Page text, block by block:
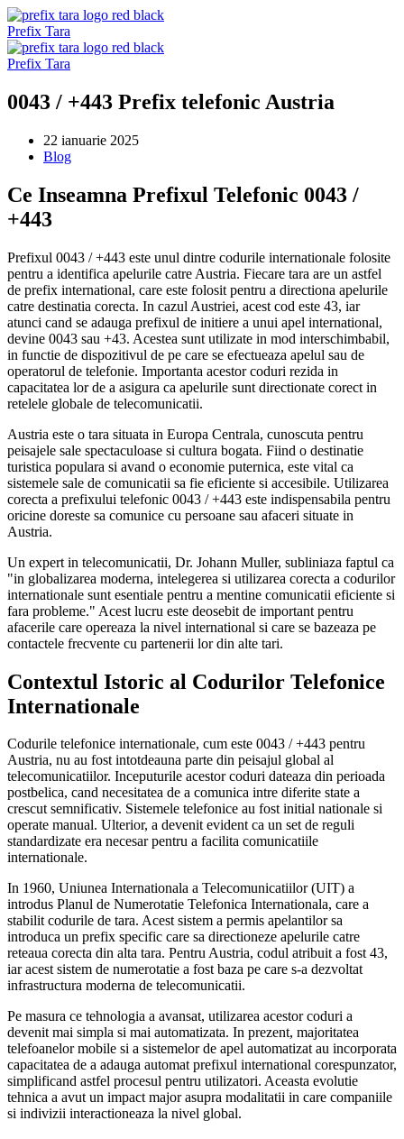
Sari
la
conținut
Prefix Tara
Prefix Tara
0043 / +443 Prefix telefonic Austria
22 ianuarie 2025
Blog
Ce Inseamna Prefixul Telefonic 0043 /
+443
Prefixul 0043 / +443 este unul dintre codurile internationale folosite
pentru a identifica apelurile catre Austria. Fiecare tara are un astfel
de prefix international, care este folosit pentru a directiona apelurile
catre destinatia corecta. In cazul Austriei, acest cod este 43, iar
atunci cand se adauga prefixul de initiere a unui apel international,
devine 0043 sau +43. Acestea sunt utilizate in mod interschimbabil,
in functie de dispozitivul de pe care se efectueaza apelul sau de
operatorul de telefonie. Importanta acestor coduri rezida in
capacitatea lor de a asigura ca apelurile sunt directionate corect in
retelele globale de telecomunicatii.
Austria este o tara situata in Europa Centrala, cunoscuta pentru
peisajele sale spectaculoase si cultura bogata. Fiind o destinatie
turistica populara si avand o economie puternica, este vital ca
sistemele sale de comunicatii sa fie eficiente si accesibile. Utilizarea
corecta a prefixului telefonic 0043 / +443 este indispensabila pentru
oricine doreste sa comunice cu persoane sau afaceri situate in
Austria.
Un expert in telecomunicatii, Dr. Johann Muller, subliniaza faptul ca
"in globalizarea moderna, intelegerea si utilizarea corecta a codurilor
internationale sunt esentiale pentru a mentine comunicatii eficiente si
fara probleme." Acest lucru este deosebit de important pentru
afacerile care opereaza la nivel international si care se bazeaza pe
contactele frecvente cu partenerii lor din alte tari.
Contextul Istoric al Codurilor Telefonice
Internationale
Codurile telefonice internationale, cum este 0043 / +443 pentru
Austria, nu au fost intotdeauna parte din peisajul global al
telecomunicatiilor. Inceputurile acestor coduri dateaza din perioada
postbelica, cand necesitatea de a comunica intre diferite state a
crescut semnificativ. Sistemele telefonice au fost initial nationale si
operate manual. Ulterior, a devenit evident ca un set de reguli
standardizate era necesar pentru a facilita comunicatiile
internationale.
In 1960, Uniunea Internationala a Telecomunicatiilor (UIT) a
introdus Planul de Numerotatie Telefonica Internationala, care a
stabilit codurile de tara. Acest sistem a permis apelantilor sa
introduca un prefix specific care sa directioneze apelurile catre
reteaua corecta din alta tara. Pentru Austria, codul atribuit a fost 43,
iar acest sistem de numerotatie a fost baza pe care s-a dezvoltat
infrastructura moderna de telecomunicatii.
Pe masura ce tehnologia a avansat, utilizarea acestor coduri a
devenit mai simpla si mai automatizata. In prezent, majoritatea
telefoanelor mobile si a sistemelor de apel automatizat au incorporata
capacitatea de a adauga automat prefixul international corespunzator,
simplificand astfel procesul pentru utilizatori. Aceasta evolutie
tehnica a avut un impact major asupra modalitatii in care companiile
si indivizii interactioneaza la nivel global.